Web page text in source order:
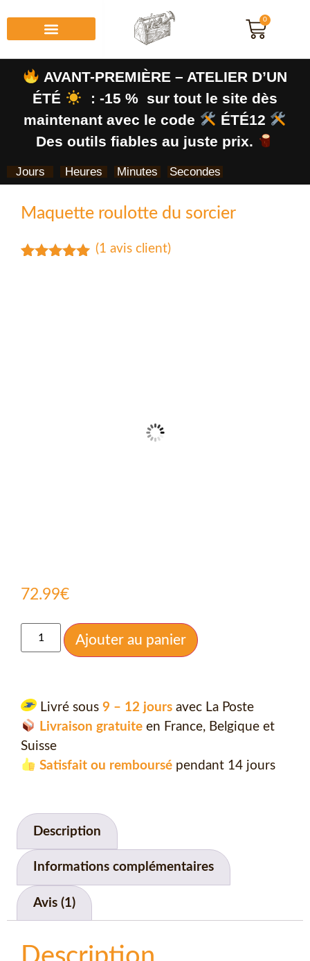
0
AVANT-PREMIÈRE – ATELIER D’UN
ÉTÉ
: -15 % sur tout le site dès
maintenant avec le code
ÉTÉ12
Des outils fiables au juste prix.
Jours Heures Minutes Secondes
Maquette roulotte du sorcier
(1 avis client)
72.99€
Ajouter au panier
Livré sous 9 – 12 jours avec La Poste
Livraison gratuiteen France, Belgique et
Suisse
Satisfait ou remboursépendant 14 jours
Description
Informations complémentaires
Avis (1)